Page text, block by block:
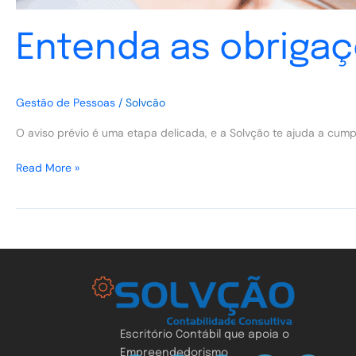
Entenda as
Gestão de Pessoas / Solvcão
O aviso prévio é uma etapa delicada, e a Solvção te ajuda a
Read More »
Escritório Contábil que apoia o
Empreendedorismo